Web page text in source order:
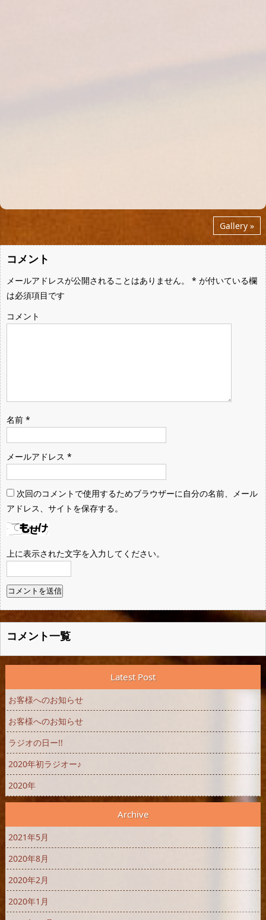
Gallery »
コメント
メールアドレスが公開されることはありません。 * が付いている欄
は必須項目です
コメント
名前 *
メールアドレス *
次回のコメントで使用するためブラウザーに自分の名前、メール
アドレス、サイトを保存する。
上に表示された文字を入力してください。
コメント一覧
Latest Post
お客様へのお知らせ
お客様へのお知らせ
ラジオの日ー!!
2020年初ラジオー♪
2020年
Archive
2021年5月
2020年8月
2020年2月
2020年1月